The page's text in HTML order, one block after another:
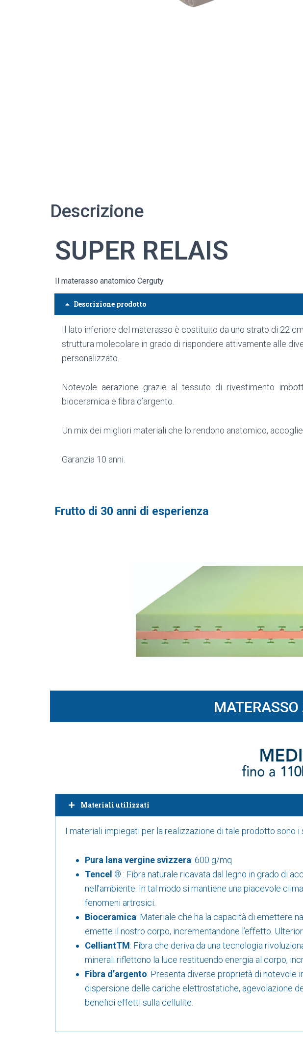
Descrizione
SUPER RELAIS
Il materasso anatomico Cerguty
Descrizione prodotto
Il lato inferiore del materasso è costituito da uno strato di 22
struttura molecolare in grado di rispondere attivamente alle
personalizzato.
Notevole aerazione grazie al tessuto di rivestimento
bioceramica e fibra d’argento.
Un mix dei migliori materiali che lo rendono anatomico,
Garanzia 10 anni.
Frutto di 30 anni di esperienza
Materiali utilizzati
I materiali impiegati per la realizzazione di tale prodotto sono i
Pura lana vergine svizzera: 600 g/mq
Tencel ® : Fibra naturale ricavata dal legno in grado di
nell’ambiente. In tal modo si mantiene una piacevole
fenomeni artrosici.
Bioceramica: Materiale che ha la capacità di emettere
emette il nostro corpo, incrementandone l’effetto.
CelliantTM: Fibra che deriva da una tecnologia
minerali riflettono la luce restituendo energia al corpo,
Fibra d’argento: Presenta diverse proprietà di notevole
dispersione delle cariche elettrostatiche, agevolazione
benefici effetti sulla cellulite.